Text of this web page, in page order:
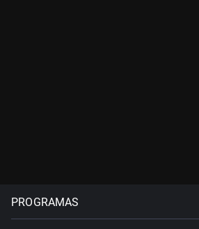
PROGRAMAS